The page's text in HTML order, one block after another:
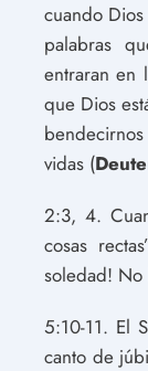
cuando
palabras
entraran en
que Dios
vidas (
2:3, 4.
cosas
soledad! No
5:10-11. El
canto de